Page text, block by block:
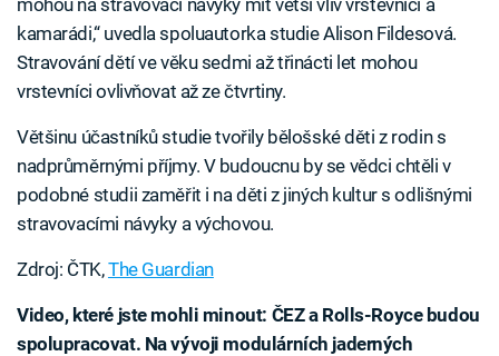
kamarádi,“ uvedla spoluautorka studie Alison Fildesová.
Stravování dětí ve věku sedmi až třinácti let mohou
vrstevníci ovlivňovat až ze čtvrtiny.
Většinu účastníků studie tvořily bělošské děti z rodin s
nadprůměrnými příjmy. V budoucnu by se vědci chtěli v
podobné studii zaměřit i na děti z jiných kultur s odlišnými
stravovacími návyky a výchovou.
Zdroj: ČTK,The Guardian
Video, které jste mohli minout: ČEZ a Rolls-Royce budou
spolupracovat. Na vývoji modulárních jaderných